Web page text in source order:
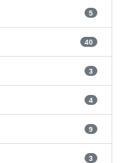
5
40
3
4
9
3